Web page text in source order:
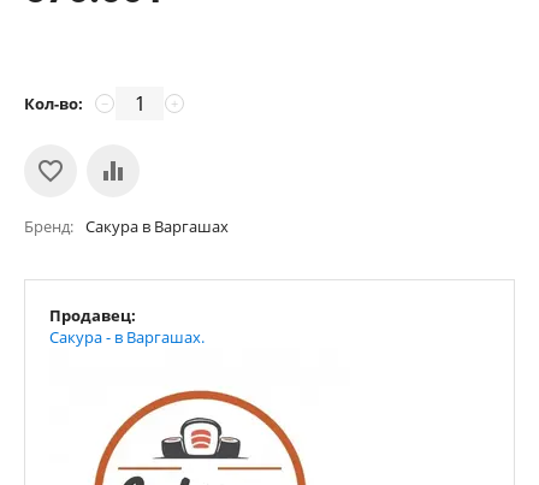
Кол-во: +
−
Бренд Сакура в Варгашах
Продавец:
Сакура - в Варгашах.